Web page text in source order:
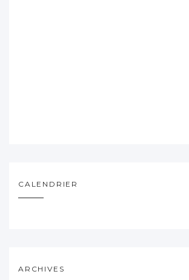
CALENDRIER
ARCHIVES